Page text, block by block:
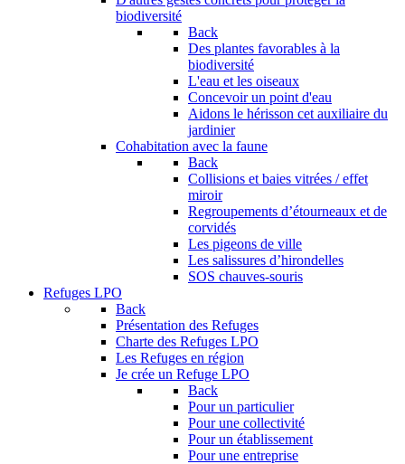
biodiversité
Back
Des plantes favorables à la
biodiversité
L'eau et les oiseaux
Concevoir un point d'eau
Aidons le hérisson cet auxiliaire du
jardinier
Cohabitation avec la faune
Back
Collisions et baies vitrées / effet
miroir
Regroupements d’étourneaux et de
corvidés
Les pigeons de ville
Les salissures d’hirondelles
SOS chauves-souris
Refuges LPO
Back
Présentation des Refuges
Charte des Refuges LPO
Les Refuges en région
Je crée un Refuge LPO
Back
Pour un particulier
Pour une collectivité
Pour un établissement
Pour une entreprise